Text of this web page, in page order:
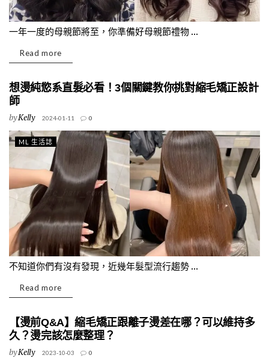
一年一度的母親節將至，你準備好母親節禮物 ...
Read more
想燙純慾系直髮必看！3個關鍵教你挑對縮毛矯正設計
師
byKelly 2024-01-11 0
ML 生活誌
不知道你們有沒有發現，近幾年髮型流行趨勢 ...
Read more
【燙前Q&A】縮毛矯正跟離子燙差在哪？可以維持多
久？燙完該怎麼整理？
byKelly 2023-10-03 0